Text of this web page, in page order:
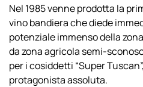
Nel 1985 venne prodotta la
vino bandiera che diede
potenziale immenso della
da zona agricola semi-
per i cosiddetti “Super
protagonista assoluta.